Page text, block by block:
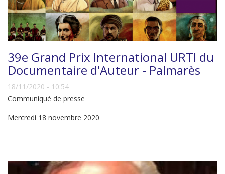
39e Grand Prix International URTI du
Documentaire d'Auteur - Palmarès
18/11/2020 - 10:54
Communiqué de presse
Mercredi 18 novembre 2020